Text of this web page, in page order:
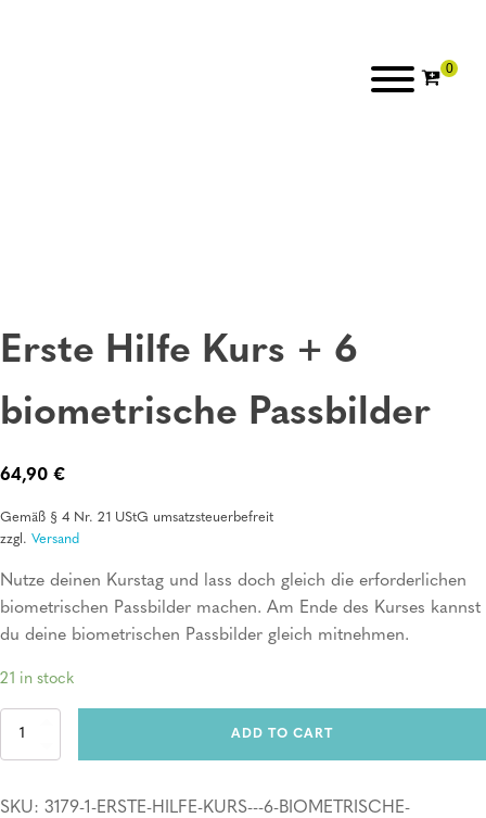
Erste Hilfe Kurs + 6
biometrische Passbilder
64,90 €
Gemäß § 4 Nr. 21 UStG umsatzsteuerbefreit
zzgl. Versand
Nutze deinen Kurstag und lass doch gleich die erforderlichen
biometrischen Passbilder machen. Am Ende des Kurses kannst
du deine biometrischen Passbilder gleich mitnehmen.
21 in stock
Erste
6
ADD TO CART
SKU: 3179-1-ERSTE-HILFE-KURS---6-BIOMETRISCHE-